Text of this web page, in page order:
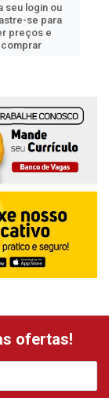
seu login ou
se para
preços e
comprar
ofertas!